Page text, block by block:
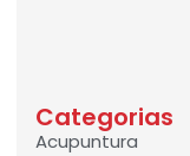
Categorias
Acupuntura